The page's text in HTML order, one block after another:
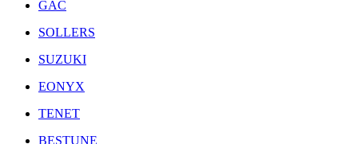
GAC
SOLLERS
SUZUKI
EONYX
TENET
BESTUNE